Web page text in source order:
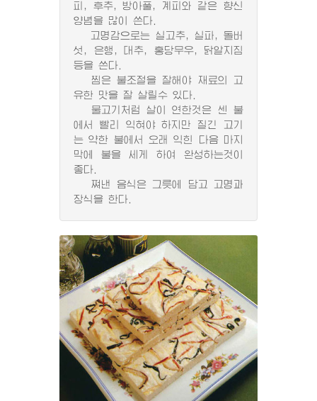
피, 후추, 방아풀, 계피와 같은 향신
양념을 많이 쓴다.
고명감으로는 실고추, 실파, 돌버
섯, 은행, 대추, 홍당무우, 닭알지짐
등을 쓴다.
찜은 불조절을 잘해야 재료의 고
유한 맛을 잘 살릴수 있다.
물고기처럼 살이 연한것은 센 불
에서 빨리 익혀야 하지만 질긴 고기
는 약한 불에서 오래 익힌 다음 마지
막에 불을 세게 하여 완성하는것이
좋다.
쪄낸 음식은 그릇에 담고 고명과
장식을 한다.